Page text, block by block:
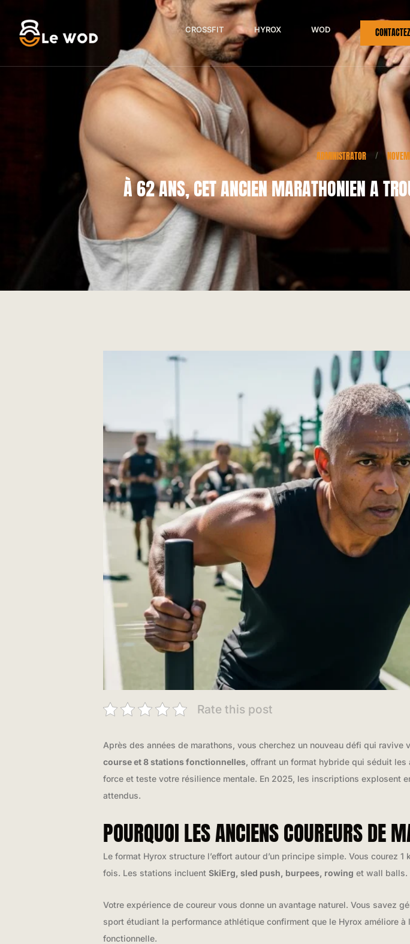
CROSSFIT HYROX WOD
ADMINISTRATOR /
À 62 ANS, CET ANCIEN MARATHONIEN A
Rate this post
Après des années de marathons, vous cherchez un nouveau défi qui
course et 8 stations fonctionnelles , offrant un format hybride qui séduit
force et teste votre résilience mentale. En 2025, les inscriptions explosent
attendus.
POURQUOI LES ANCIENS COUREURS DE
Le format Hyrox structure l’effort autour d’un principe simple. Vous courez
fois. Les stations incluent SkiErg, sled push, burpees, rowing et wall balls.
Votre expérience de coureur vous donne un avantage naturel. Vous savez
sport étudiant la performance athlétique confirment que le Hyrox améliore
fonctionnelle.